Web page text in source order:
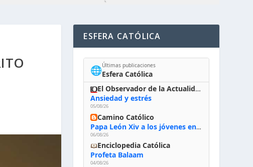
ESFERA CATÓLICA
🌐Últimas publicaciones
Esfera Católica
El Observador de la Actualidad
Ansiedad y estrés
05/08/26
Camino Católico
Papa León Xiv a los jóvenes en Asís, 6-8-2026: «De san Francisco aprendan la radicalidad evangélica: no los vuelve ciegos ni violentos, sino sensibles, atentos, siempre en el seguimiento de Jesús, humildes y acogiendo a todos»
06/08/26
Enciclopedia Católica
Profeta Balaam
04/08/26